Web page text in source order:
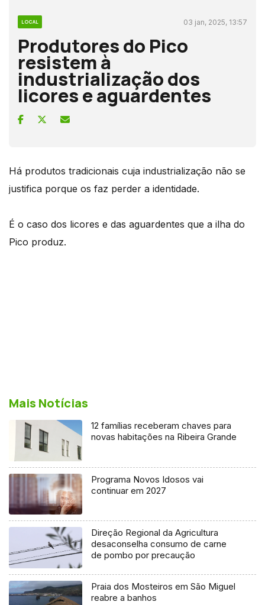
LOCAL 03 jan, 2025, 13:57
Produtores do Pico
resistem à
industrialização dos
licores e aguardentes
Há produtos tradicionais cuja industrialização não se
justifica porque os faz perder a identidade.
É o caso dos licores e das aguardentes que a ilha do
Pico produz.
Mais Notícias
12 famílias receberam chaves para
novas habitações na Ribeira Grande
Programa Novos Idosos vai
continuar em 2027
Direção Regional da Agricultura
desaconselha consumo de carne
de pombo por precaução
Praia dos Mosteiros em São Miguel
reabre a banhos